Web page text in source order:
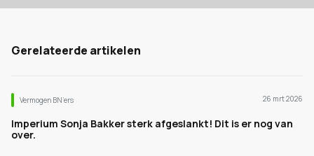
Gerelateerde artikelen
Vermogen BN’ers 26 mrt 2026
Imperium Sonja Bakker sterk afgeslankt! Dit is er nog van
over.